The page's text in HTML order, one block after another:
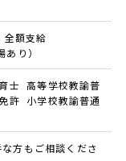
額支給
り）
士 高等学校教諭普
許 小学校教諭普通
方もご相談くださ